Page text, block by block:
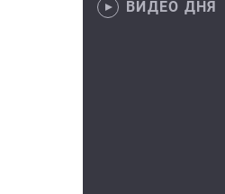
ВИДЕО ДНЯ